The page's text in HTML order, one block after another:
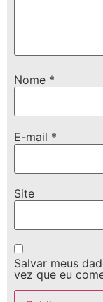
Nome *
E-mail *
Site
Salvar meus
vez que eu